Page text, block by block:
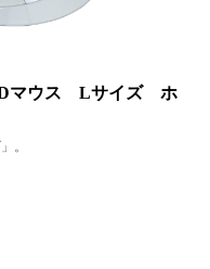
マウス Lサイズ ホ
。